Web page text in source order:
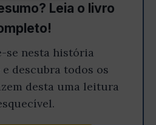
Leia o livro
se nesta história
descubra todos os
desta uma leitura